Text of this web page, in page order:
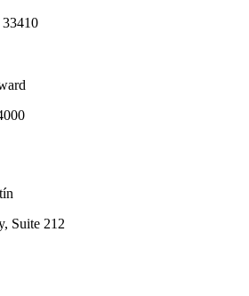
33410
Suite 212